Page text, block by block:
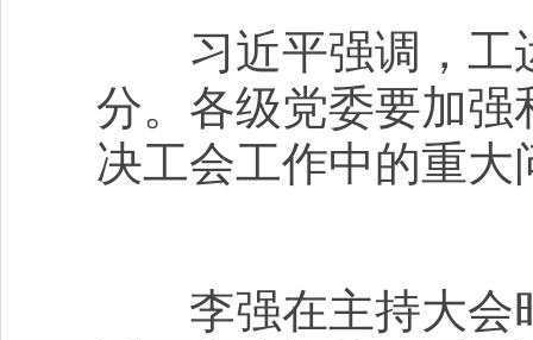
习近平强调，工
分。各级党委要加
决工会工作中的重
李强在主持大会